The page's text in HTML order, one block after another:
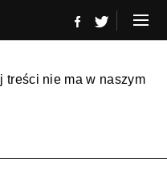
treści nie ma w naszym